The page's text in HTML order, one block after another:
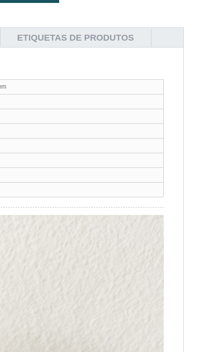
ETIQUETAS DE PRODUTOS